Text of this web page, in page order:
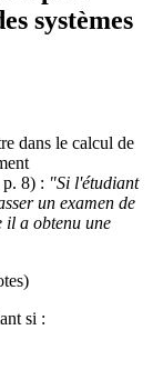
systèmes
dans le calcul de
8) : "Si l'étudiant
un examen de
il a obtenu une
si :